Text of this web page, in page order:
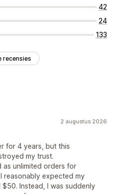
42
24
133
recensies
2 augustus 2026
for 4 years, but this
my trust.
as unlimited orders for
reasonably expected my
Instead, I was suddenly